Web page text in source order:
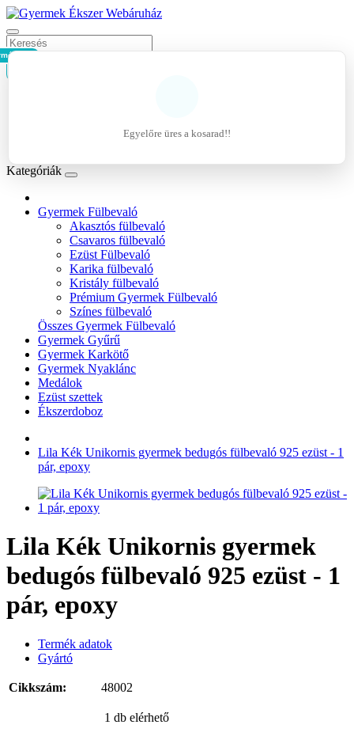
- 0Ft
Egyelőre üres a kosarad!!
Kategóriák
Gyermek Fülbevaló
Akasztós fülbevaló
Csavaros fülbevaló
Ezüst Fülbevaló
Karika fülbevaló
Kristály fülbevaló
Prémium Gyermek Fülbevaló
Színes fülbevaló
Összes Gyermek Fülbevaló
Gyermek Gyűrű
Gyermek Karkötő
Gyermek Nyaklánc
Medálok
Ezüst szettek
Ékszerdoboz
Lila Kék Unikornis gyermek bedugós fülbevaló 925 ezüst - 1
pár, epoxy
Lila Kék Unikornis gyermek
bedugós fülbevaló 925 ezüst - 1
pár, epoxy
Termék adatok
Gyártó
Cikkszám: 48002
1 db elérhető